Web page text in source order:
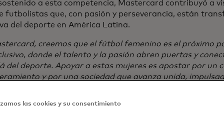
a esta competencia, Mastercard contribuyó a
futbolistas que, con pasión y perseverancia, están
del deporte en América Latina.
creemos que el fútbol femenino es el próximo
donde el talento y la pasión abren puertas y
del deporte. Apoyar a estas mujeres es apostar por un
y por una sociedad que avanza unida,
años, Mastercard acompaña la evolución del fútbol
las cookies y su consentimiento